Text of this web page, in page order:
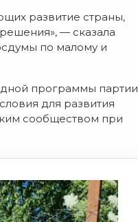
развитие страны,
— сказала
по малому и
программы партии
для развития
сообществом при